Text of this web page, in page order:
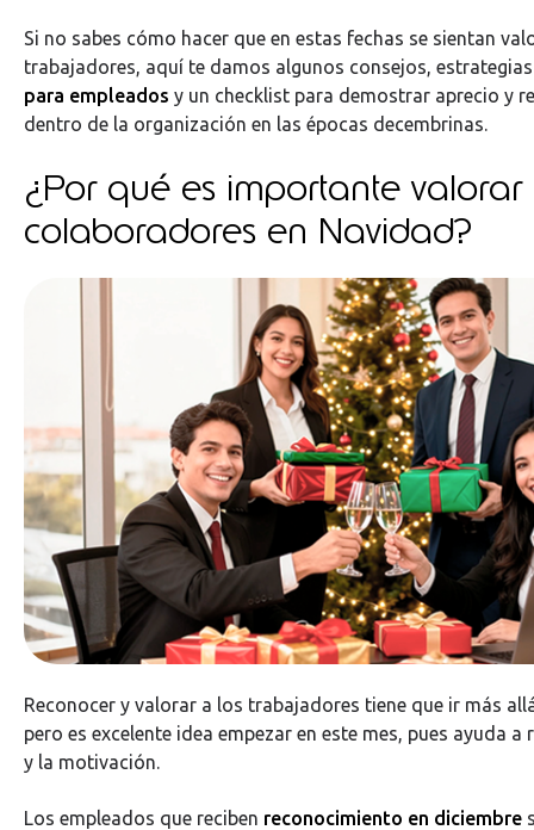
Si no sabes cómo hacer que en estas fechas se sientan
trabajadores, aquí te damos algunos consejos,
para empleados y un checklist para demostrar aprecio y
dentro de la organización en las épocas decembrinas.
¿Por qué es importante valorar
colaboradores en Navidad?
Reconocer y valorar a los trabajadores tiene que ir más
pero es excelente idea empezar en este mes, pues ayuda
y la motivación.
Los empleados que reciben reconocimiento en diciembre